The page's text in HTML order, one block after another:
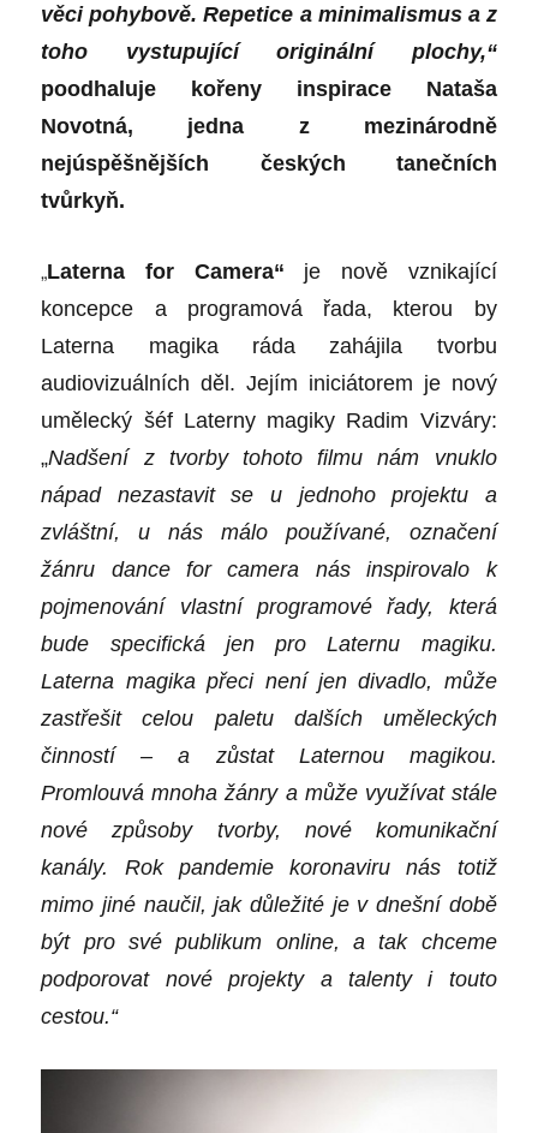
věci pohybově. Repetice a minimalismus a z
toho vystupující originální plochy,“
poodhaluje kořeny inspirace Nataša
Novotná, jedna z mezinárodně
nejúspěšnějších českých tanečních
tvůrkyň.
„Laterna for Camera“ je nově vznikající
koncepce a programová řada, kterou by
Laterna magika ráda zahájila tvorbu
audiovizuálních děl. Jejím iniciátorem je nový
umělecký šéf Laterny magiky Radim Vizváry:
„Nadšení z tvorby tohoto filmu nám vnuklo
nápad nezastavit se u jednoho projektu a
zvláštní, u nás málo používané, označení
žánru dance for camera nás inspirovalo k
pojmenování vlastní programové řady, která
bude specifická jen pro Laternu magiku.
Laterna magika přeci není jen divadlo, může
zastřešit celou paletu dalších uměleckých
činností – a zůstat Laternou magikou.
Promlouvá mnoha žánry a může využívat stále
nové způsoby tvorby, nové komunikační
kanály. Rok pandemiekoronaviru nás totiž
mimo jiné naučil, jak důležité je v dnešní době
být pro své publikum online, a tak chceme
podporovat nové projekty a talenty i touto
cestou.“